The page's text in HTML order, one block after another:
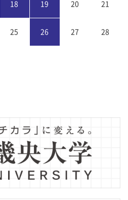
18 19 20 21
25 26 27 28